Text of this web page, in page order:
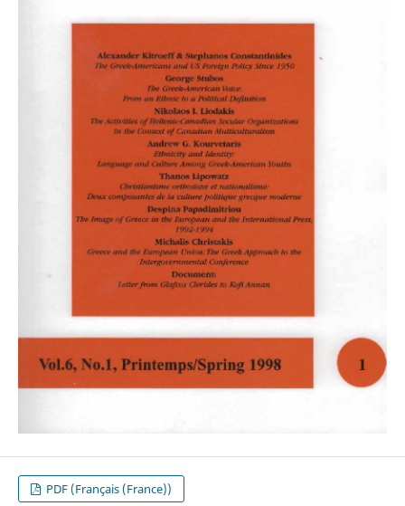
PDF (Français (France))